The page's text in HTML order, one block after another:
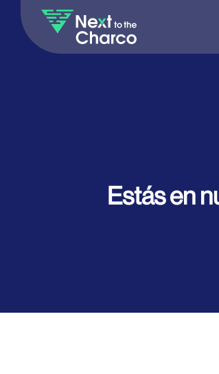
Estás en